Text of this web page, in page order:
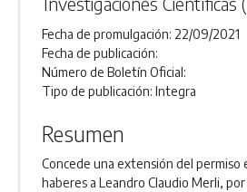
Fecha de promulgación: 22/09/2021
Fecha de publicación:
Número de Boletín Oficial:
Tipo de publicación:Integra
Resumen
Concede una extensión del permiso
haberes a Leandro Claudio Merli,